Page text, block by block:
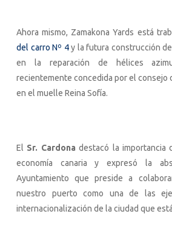
Ahora mismo, Zamakona Yards está
del carro Nº 4y la futura construcción
en la reparación de hélices
recientemente concedida por el consejo
en el muelle Reina Sofía.
El Sr. Cardona destacó la importancia
economía canaria y expresó la
Ayuntamiento que preside a
nuestro puerto como una de las
internacionalización de la ciudad que